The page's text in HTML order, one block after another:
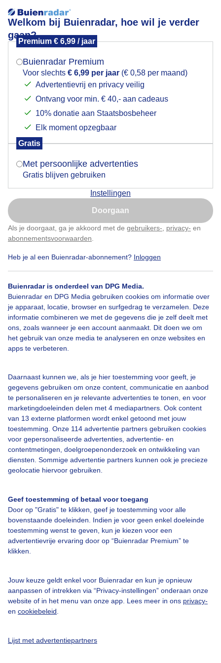
Welkom bij Buienradar, hoe wil je verder
gaan?
Premium € 6,99 / jaar
Buienradar Premium
Voor slechts € 6,99 per jaar (€ 0,58 per maand)
Advertentievrij en privacy veilig
Ontvang voor min. € 40,- aan cadeaus
10% donatie aan Staatsbosbeheer
Elk moment opzegbaar
Gratis
Met persoonlijke advertenties
Gratis blijven gebruiken
Instellingen
Doorgaan
Als je doorgaat, ga je akkoord met de gebruikers- privacy- en
abonnementsvoorwaarden
Heb je al een Buienradar-abonnement? Inloggen
Buienradar is onderdeel van DPG Media.
Buienradar en DPG Media gebruiken cookies om informatie over
je apparaat, locatie, browser en surfgedrag te verzamelen. Deze
informatie combineren we met de gegevens die je zelf deelt met
ons, zoals wanneer je een account aanmaakt. Dit doen we om
het gebruik van onze media te analyseren en onze websites en
apps te verbeteren.
Daarnaast kunnen we, als je hier toestemming voor geeft, je
gegevens gebruiken om onze content, communicatie en aanbod
te personaliseren en je relevante advertenties te tonen, en voor
marketingdoeleinden delen met 4 mediapartners. Ook content
van 13 externe platformen wordt enkel getoond met jouw
toestemming. Onze 114 advertentie partners gebruiken cookies
voor gepersonaliseerde advertenties, advertentie- en
contentmetingen, doelgroepenonderzoek en ontwikkeling van
diensten. Sommige advertentie partners kunnen ook je precieze
geolocatie hiervoor gebruiken.
Geef toestemming of betaal voor toegang
Door op "Gratis" te klikken, geef je toestemming voor alle
bovenstaande doeleinden. Indien je voor geen enkel doeleinde
toestemming wenst te geven, kun je kiezen voor een
advertentievrije ervaring door op “Buienradar Premium” te
klikken.
Jouw keuze geldt enkel voor Buienradar en kun je opnieuw
aanpassen of intrekken via “Privacy-instellingen” onderaan onze
website of in het menu van onze app. Lees meer in ons privacy-
en cookiebeleid
Lijst met advertentiepartners
Grijs en koud
gedeelte van de waterplas
Door: Toon Boons
Bekijk slideshow
Een moment geduld aub...
Over Buienradar
Contact
Toegankelijkheid
Gebruikersvoorwaarden
Buienradar Team
Privacy beleid
Cookie beleid
Gratis weerdata
Mogen we je locatie gebruiken voor het
Indien je hier nog geen akkoord op hebt gegeven,
verschijnt er zo een pop-up uit je browser waarin
Is goed, toon de popup
Nu niet, misschien later
Klik hierom dit aan te passen